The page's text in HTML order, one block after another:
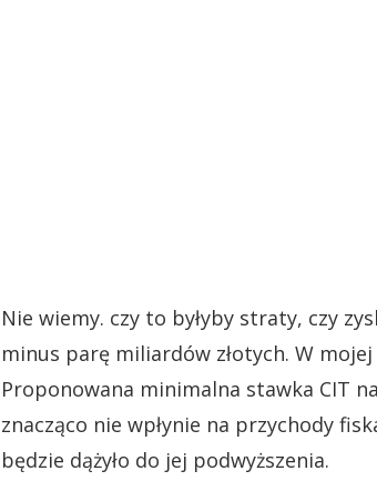
Nie wiemy. czy to byłyby straty, czy
minus parę miliardów złotych. W
Proponowana minimalna stawka CIT
znacząco nie wpłynie na przychody
będzie dążyło do jej podwyższenia.